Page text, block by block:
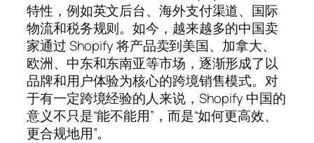
特性，例如英文后台、海外支付渠道、国际
物流和税务规则。如今，越来越多的中国卖
家通过 Shopify 将产品卖到美国、加拿大、
欧洲、中东和东南亚等市场，逐渐形成了以
品牌和用户体验为核心的跨境销售模式。对
于有一定跨境经验的人来说，Shopify 中国的
意义不只是“能不能用”，而是“如何更高效、
更合规地用”。